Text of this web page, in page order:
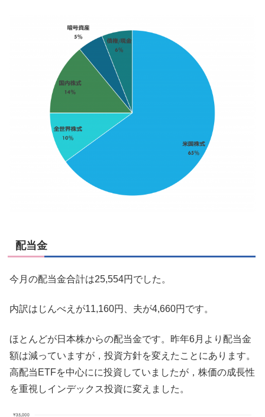
配当金
今月の配当金合計は25,554円でした。
内訳はじんべえが11,160円、夫が4,660円です。
ほとんどが日本株からの配当金です。昨年6月より配当金
額は減っていますが，投資方針を変えたことにあります。
高配当ETFを中心にに投資していましたが，株価の成長性
を重視しインデックス投資に変えました。